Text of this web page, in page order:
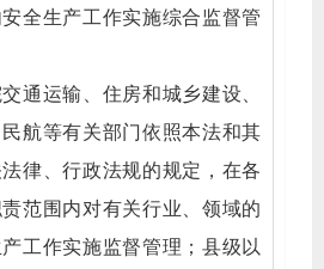
全生产工作实施综合监督管
通运输、住房和城乡建设、
航等有关部门依照本法和其
律、行政法规的规定，在各
范围内对有关行业、领域的
工作实施监督管理；县级以